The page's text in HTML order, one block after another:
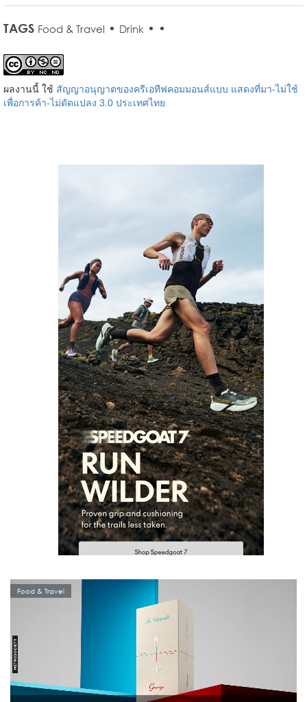
TAGS Food & Travel • Drink • •
ผลงานนี้ ใช้ สัญญาอนุญาตของครีเอทีฟคอมมอนส์แบบ แสดงที่มา-ไม่ใช้
เพื่อการค้า-ไม่ดัดแปลง 3.0 ประเทศไทย
Food & Travel